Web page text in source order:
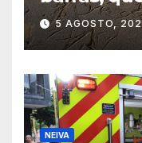
en Cali,
por la
5 AGOSTO,
NEIVA